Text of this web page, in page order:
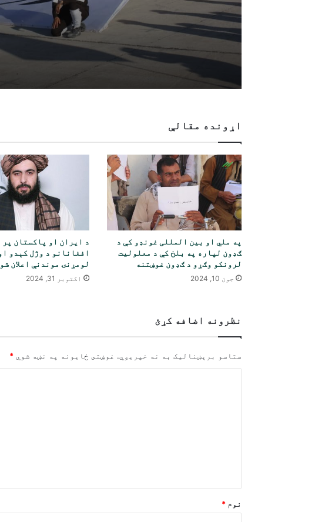
اړونده مقالې
په ملي او بین المللی غونډو کې د
ګډون لپاره په بلخ کې د معلولیت
لرونکو وګړو د ګډون غوښتنه
جون 10, 2024
د ایران او پاکستان پر
افغانانو د وژل کېدو
لومړنۍ موندنې اعلان
اکتوبر 31, 2024
نظرونه اضافه کړئ
ستاسو برېښناليک به نه خپريږي. غوښتى ځایونه په نښه شوي *
نوم *